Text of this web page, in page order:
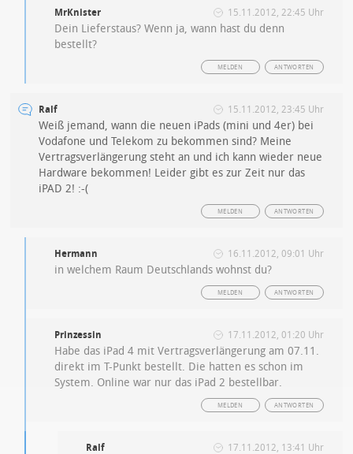
MrKnister 15.11.2012, 22:45 Uhr
Dein Lieferstaus? Wenn ja, wann hast du denn
bestellt?
ANTWORTEN
MELDEN
Ralf 15.11.2012, 23:45 Uhr
Weiß jemand, wann die neuen iPads (mini und 4er) bei
Vodafone und Telekom zu bekommen sind? Meine
Vertragsverlängerung steht an und ich kann wieder neue
Hardware bekommen! Leider gibt es zur Zeit nur das
iPAD 2! :-(
ANTWORTEN
MELDEN
Hermann 16.11.2012, 09:01 Uhr
in welchem Raum Deutschlands wohnst du?
ANTWORTEN
MELDEN
Prinzessin 17.11.2012, 01:20 Uhr
Habe das iPad 4 mit Vertragsverlängerung am 07.11.
direkt im T-Punkt bestellt. Die hatten es schon im
System. Online war nur das iPad 2 bestellbar.
ANTWORTEN
MELDEN
Ralf 17.11.2012, 13:41 Uhr